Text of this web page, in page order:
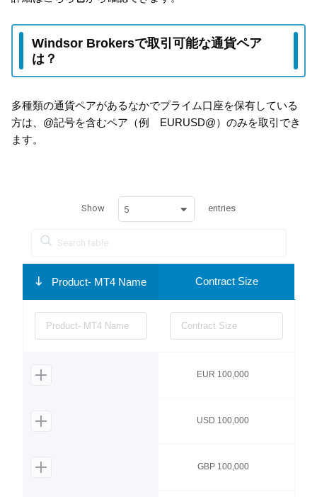
Windsor Brokersで取引可能な通貨ペア
は？
多種類の通貨ペアがあるなかでプライム口座を保有している
方は、@記号を含むペア（例 EURUSD@）のみを取引でき
ます。